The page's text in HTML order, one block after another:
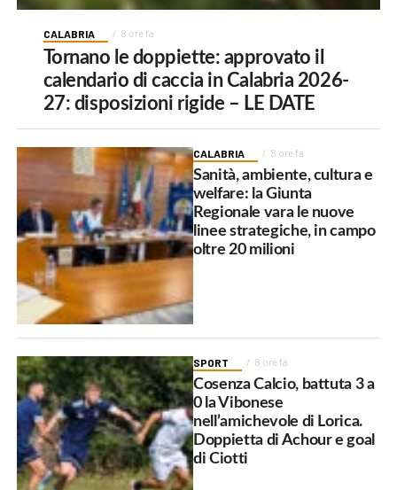
CALABRIA 8 ore fa
Tornano le doppiette: approvato il
calendario di caccia in Calabria 2026-
27: disposizioni rigide – LE DATE
CALABRIA 8 ore fa
Sanità, ambiente, cultura e
welfare: la Giunta
Regionale vara le nuove
linee strategiche, in campo
oltre 20 milioni
SPORT 8 ore fa
Cosenza Calcio, battuta 3 a
0 la Vibonese
nell’amichevole di Lorica.
Doppietta di Achour e goal
di Ciotti